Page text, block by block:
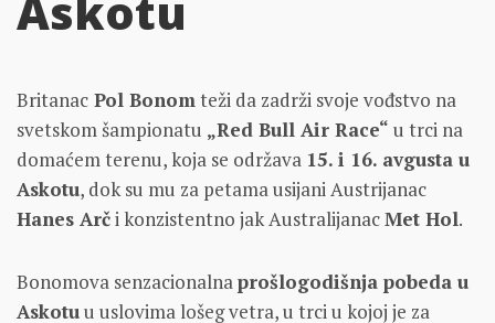
Britanac Pol Bonomteži da zadrži svoje vođstvo na
svetskom šampionatu „Red Bull Air Race“ u trci na
domaćem terenu, koja se održava 15. i 16. avgusta u
Askotu, dok su mu za petama usijani Austrijanac
Hanes Arči konzistentno jak AustralijanacMet Hol.
Bonomova senzacionalnaprošlogodišnja pobeda u
Askotuu uslovima lošeg vetra, u trci u kojoj je za